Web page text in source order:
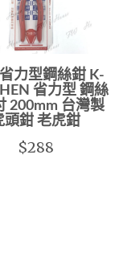
力型鋼絲鉗 K-
省力型 鋼絲
200mm 台灣製
頭鉗 老虎鉗
$288